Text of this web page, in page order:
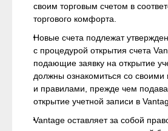
своим торговым счетом в
торгового комфорта.
Новые счета подлежат
с процедурой открытия счета
подающие заявку на открытие
должны ознакомиться со
и правилами, прежде чем
открытие учетной записи в
Vantage оставляет за собой